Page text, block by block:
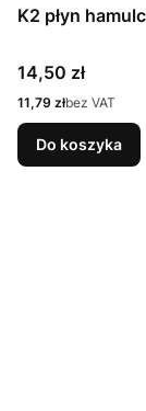
K2 płyn
Cena
14,50 zł
Cena
11,79 złbez VAT
Do koszyka